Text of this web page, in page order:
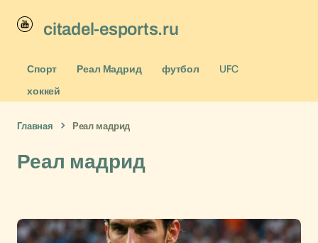
citadel-esports.ru
Спорт Реал Мадрид футбол
UFC
хоккей
Главная Реал мадрид
Реал мадрид